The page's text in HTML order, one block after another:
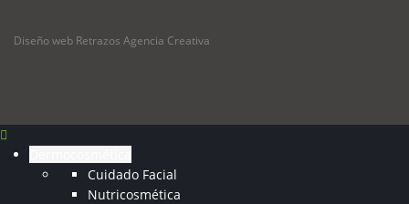
Diseño web Retrazos Agencia Creativa
Cuidado Facial
Nutricosmética